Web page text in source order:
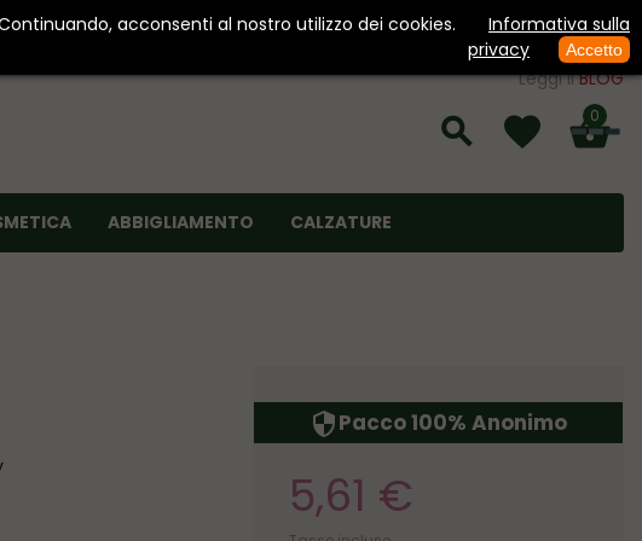
Leggi ilBLOG
0
ABBIGLIAMENTO CALZATURE
securityPacco 100% Anonimo
5,61 €
acconsenti al nostro utilizzo dei cookies.
Informativa sulla
privacy
Accetto